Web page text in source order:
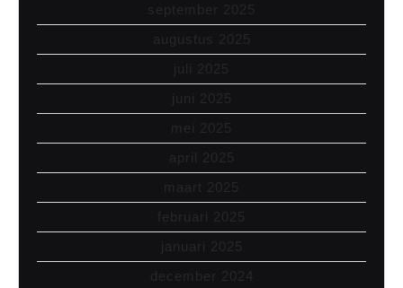
september 2025
augustus 2025
juli 2025
juni 2025
mei 2025
april 2025
maart 2025
februari 2025
januari 2025
december 2024